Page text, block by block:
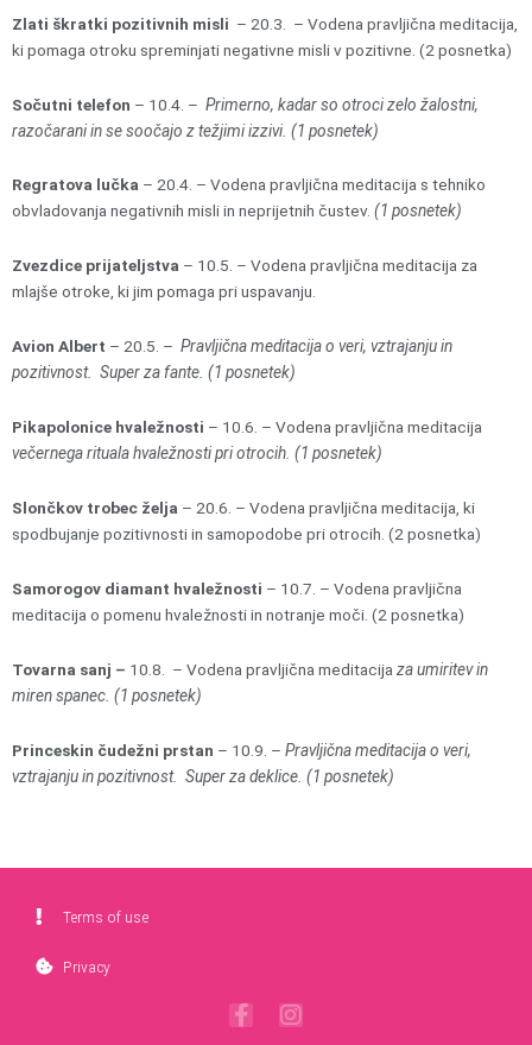
Zlati škratki pozitivnih misli – 20.3. – Vodena pravljična meditacija,
ki pomaga otroku spreminjati negativne misli v pozitivne. (2 posnetka)
Sočutni telefon – 10.4. – Primerno, kadar so otroci zelo žalostni,
razočarani in se soočajo z težjimi izzivi. (1 posnetek)
Regratova lučka – 20.4. – Vodena pravljična meditacija s tehniko
obvladovanja negativnih misli in neprijetnih čustev. (1 posnetek)
Zvezdice prijateljstva – 10.5. – Vodena pravljična meditacija za
mlajše otroke, ki jim pomaga pri uspavanju.
Avion Albert – 20.5. – Pravljična meditacija o veri, vztrajanju in
pozitivnost. Super za fante. (1 posnetek)
Pikapolonice hvaležnosti – 10.6. – Vodena pravljična meditacija
večernega rituala hvaležnosti pri otrocih. (1 posnetek)
Slončkov trobec želja – 20.6. – Vodena pravljična meditacija, ki
spodbujanje pozitivnosti in samopodobe pri otrocih. (2 posnetka)
Samorogov diamant hvaležnosti – 10.7. – Vodena pravljična
meditacija o pomenu hvaležnosti in notranje moči. (2 posnetka)
Tovarna sanj – 10.8. – Vodena pravljična meditacija za umiritev in
miren spanec. (1 posnetek)
Princeskin čudežni prstan – 10.9. – Pravljična meditacija o veri,
vztrajanju in pozitivnost. Super za deklice. (1 posnetek)
Terms of use
Privacy
F
I